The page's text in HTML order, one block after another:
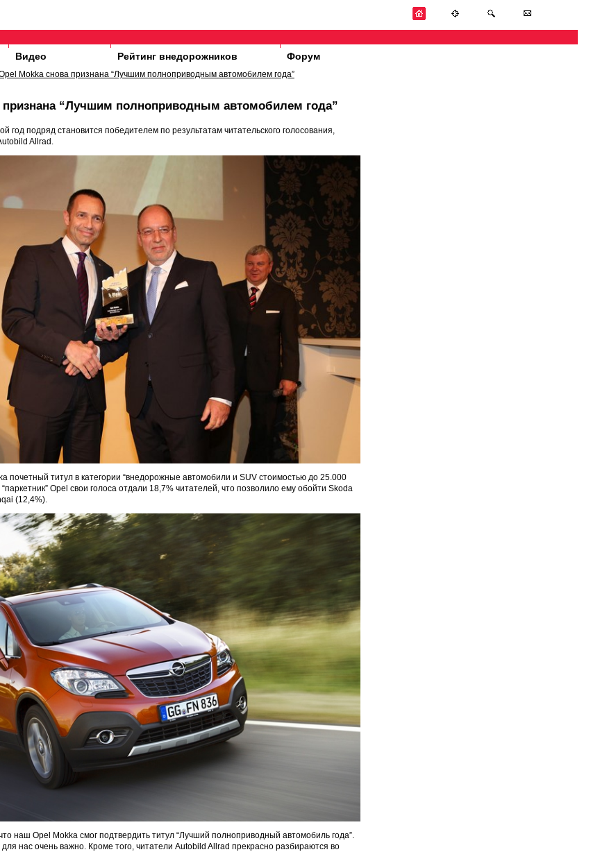
Видео Рейтинг внедорожников Форум
Mokka снова признана “Лучшим полноприводным автомобилем года”
признана “Лучшим полноприводным автомобилем года”
год подряд становится победителем по результатам читательского голосования,
Allrad.
почетный титул в категории “внедорожные автомобили и SUV стоимостью до 25.000
Opel свои голоса отдали 18,7% читателей, что позволило ему обойти Skoda
(12,4%).
наш Opel Mokka смог подтвердить титул “Лучший полноприводный автомобиль года”.
нас очень важно. Кроме того, читатели Autobild Allrad прекрасно разбираются во